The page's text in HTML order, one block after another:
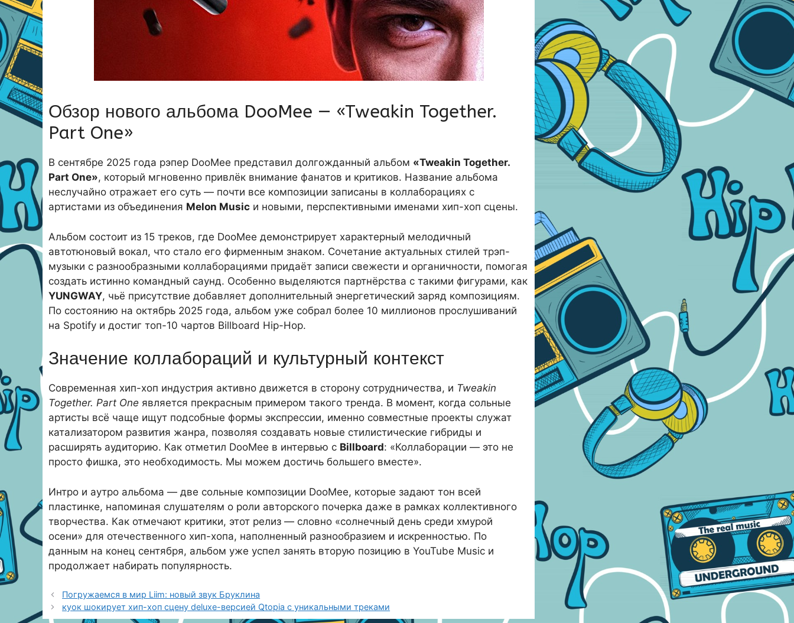
Обзор нового альбома DooMee — «Tweakin Together.
Part One»
В сентябре 2025 года рэпер DooMee представил долгожданный альбом «Tweakin Together.
Part One», который мгновенно привлёк внимание фанатов и критиков. Название альбома
неслучайно отражает его суть — почти все композиции записаны в коллаборациях с
артистами из объединения Melon Music и новыми, перспективными именами хип-хоп сцены.
Альбом состоит из 15 треков, где DooMee демонстрирует характерный мелодичный
автотюновый вокал, что стало его фирменным знаком. Сочетание актуальных стилей трэп-
музыки с разнообразными коллаборациями придаёт записи свежести и органичности, помогая
создать истинно командный саунд. Особенно выделяются партнёрства с такими фигурами, как
YUNGWAY, чьё присутствие добавляет дополнительный энергетический заряд композициям.
По состоянию на октябрь 2025 года, альбом уже собрал более 10 миллионов прослушиваний
на Spotify и достиг топ-10 чартов Billboard Hip-Hop.
Значение коллабораций и культурный контекст
Современная хип-хоп индустрия активно движется в сторону сотрудничества, и Tweakin
Together. Part One является прекрасным примером такого тренда. В момент, когда сольные
артисты всё чаще ищут подсобные формы экспрессии, именно совместные проекты служат
катализатором развития жанра, позволяя создавать новые стилистические гибриды и
расширять аудиторию. Как отметил DooMee в интервью с Billboard: «Коллаборации — это не
просто фишка, это необходимость. Мы можем достичь большего вместе».
Интро и аутро альбома — две сольные композиции DooMee, которые задают тон всей
пластинке, напоминая слушателям о роли авторского почерка даже в рамках коллективного
творчества. Как отмечают критики, этот релиз — словно «солнечный день среди хмурой
осени» для отечественного хип-хопа, наполненный разнообразием и искренностью. По
данным на конец сентября, альбом уже успел занять вторую позицию в YouTube Music и
продолжает набирать популярность.
Погружаемся в мир Liim: новый звук Бруклина
куок шокирует хип-хоп сцену deluxe-версией Qtopia с уникальными треками